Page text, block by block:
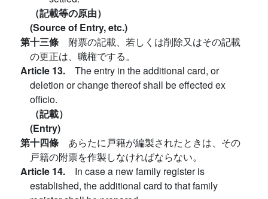
（記載等の原由）
(Source of Entry, etc.)
第十三條 附票の記載、若しくは削除又はその記載
の更正は、職権でする。
Article 13. The entry in the additional card, or
deletion or change thereof shall be effected ex
officio.
（記載）
(Entry)
第十四條 あらたに戸籍が編製されたときは、その
戸籍の附票を作製しなければならない。
Article 14. In case a new family register is
established, the additional card to that family